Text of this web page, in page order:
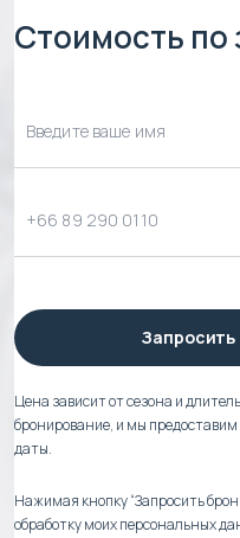
Стоимость по
Цена зависит от сезона и
бронирование, и мы
даты.
Нажимая кнопку “Запросить
обработку моих персональных